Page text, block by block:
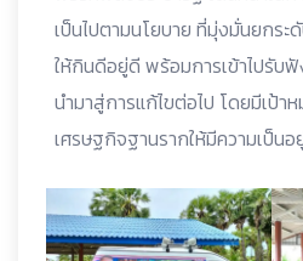
เป็นไปตามนโยบาย ที่มุ่งมั่นยกร
ให้กินดีอยู่ดี พร้อมการเข้าไปรับ
นำมาสู่การแก้ไขต่อไป โดยมีเป้า
เศรษฐกิจฐานรากให้มีความเป็น